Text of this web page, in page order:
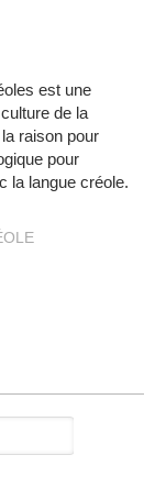
est une
de la
raison pour
pour
la langue créole.